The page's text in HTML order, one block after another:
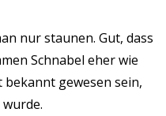
nur staunen. Gut, dass
Schnabel eher wie
bekannt gewesen sein,